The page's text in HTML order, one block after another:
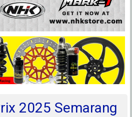
2025 Semarang